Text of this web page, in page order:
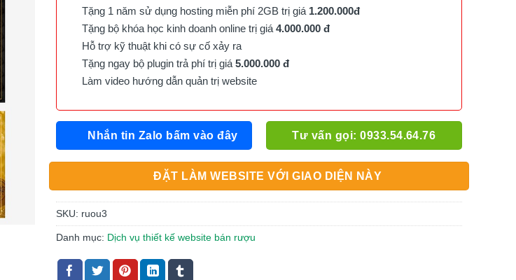
Tặng 1 năm sử dụng hosting miễn phí 2GB trị giá 1.200.000đ
Tặng bộ khóa học kinh doanh online trị giá 4.000.000 đ
Hỗ trợ kỹ thuật khi có sự cố xảy ra
Tặng ngay bộ plugin trả phí trị giá 5.000.000 đ
Làm video hướng dẫn quản trị website
Nhắn tin Zalo bấm vào đây Tư vấn gọi: 0933.54.64.76
ĐẶT LÀM WEBSITE VỚI GIAO DIỆN NÀY
SKU: ruou3
Danh mục: Dịch vụ thiết kế website bán rượu